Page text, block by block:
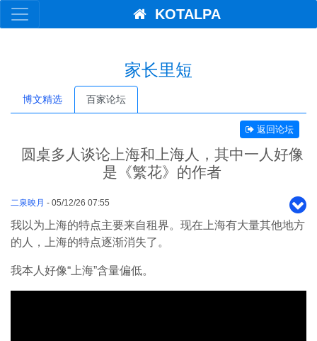
KOTALPA
家长里短
博文精选 百家论坛
返回论坛
圆桌多人谈论上海和上海人，其中一人好像
是《繁花》的作者
二泉映月 - 05/12/26 07:55
我以为上海的特点主要来自租界。现在上海有大量其他地方
的人，上海的特点逐渐消失了。
我本人好像“上海”含量偏低。